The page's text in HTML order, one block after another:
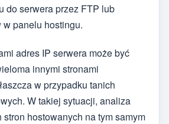
do serwera przez FTP lub
panelu hostingu.
adres IP serwera może być
innymi stronami
w przypadku tanich
W takiej sytuacji, analiza
hostowanych na tym samym